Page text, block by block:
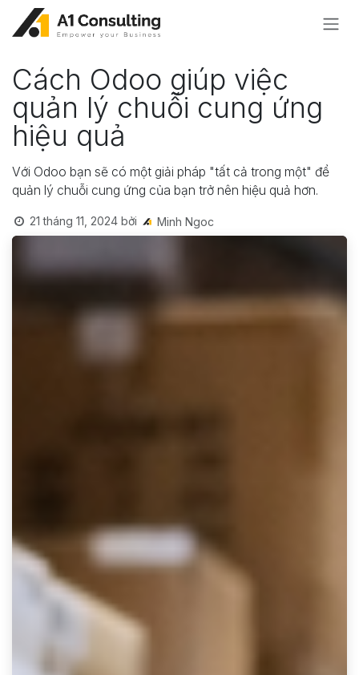
Bỏ qua để đến Nội dung
Cách Odoo giúp việc
quản lý chuỗi cung ứng
hiệu quả
Với Odoo bạn sẽ có một giải pháp "tất cả trong một" để
quản lý chuỗi cung ứng của bạn trở nên hiệu quả hơn.
21 tháng 11, 2024 bởi Minh Ngoc